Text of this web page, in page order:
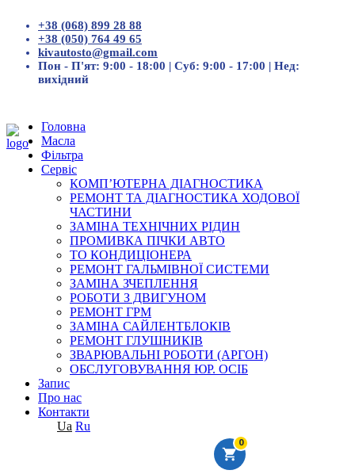
+38 (068) 899 28 88
+38 (050) 764 49 65
kivautosto@gmail.com
Пон - П'ят: 9:00 - 18:00 | Суб: 9:00 - 17:00 | Нед:
вихідний
Головна
Масла
Фільтра
Сервіс
КОМП’ЮТЕРНА ДІАГНОСТИКА
РЕМОНТ ТА ДІАГНОСТИКА ХОДОВОЇ
ЧАСТИНИ
ЗАМІНА ТЕХНІЧНИХ РІДИН
ПРОМИВКА ПІЧКИ АВТО
ТО КОНДИЦІОНЕРА
РЕМОНТ ГАЛЬМІВНОЇ СИСТЕМИ
ЗАМІНА ЗЧЕПЛЕННЯ
РОБОТИ З ДВИГУНОМ
РЕМОНТ ГРМ
ЗАМІНА САЙЛЕНТБЛОКІВ
РЕМОНТ ГЛУШНИКІВ
ЗВАРЮВАЛЬНІ РОБОТИ (АРГОН)
ОБСЛУГОВУВАННЯ ЮР. ОСІБ
Запис
Про нас
Контакти
Ua Ru
0